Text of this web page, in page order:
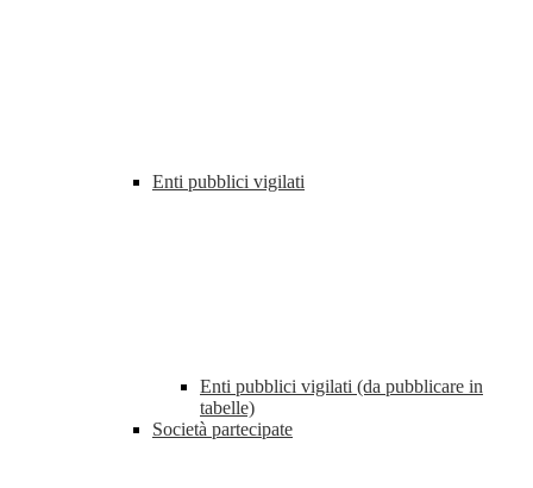
Enti pubblici vigilati
Enti pubblici vigilati (da pubblicare in
tabelle)
Società partecipate